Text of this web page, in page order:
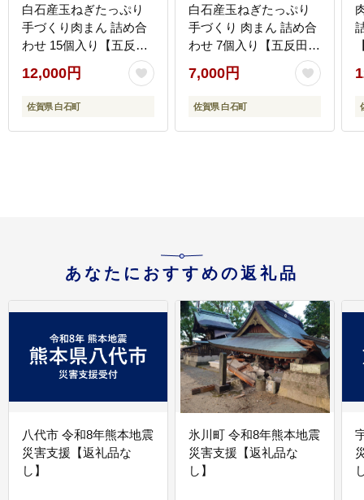
白石産玉ねぎたっぷり
手づくり肉まん 詰め合
わせ 15個入り【五反田
茶屋】惣菜 [IAM003]
12,000円
佐賀県 白石町
白石産玉ねぎたっぷり
手づくり 肉まん 詰め合
わせ 7個入り【五反田茶
屋】惣菜 [IAM011]
7,000円
佐賀県 白石町
あなたにおすすめの返礼品
八代市 令和8年熊本地震
災害支援【返礼品な
し】
氷川町 令和8年熊本地震
災害支援【返礼品な
し】